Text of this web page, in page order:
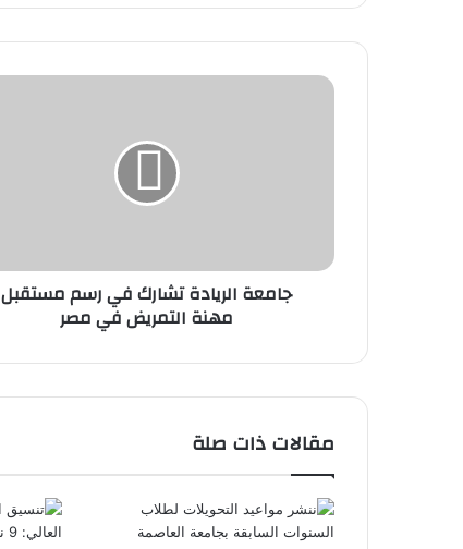
جامعة
في
جامعة الريادة تشارك في رسم مستقبل
مهنة التمريض في مصر
مقالات ذات صلة